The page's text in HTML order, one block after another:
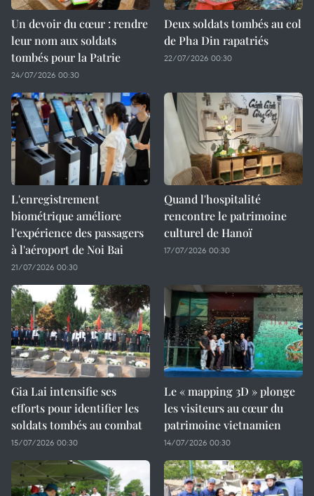
Un devoir du cœur : rendre
leur nom aux soldats
tombés pour la Patrie
24/07/2026 00:30
Deux soldats tombés au col
de Pha Din rapatriés
22/07/2026 00:30
L'enregistrement
biométrique améliore
l'expérience des passagers
à l'aéroport de Noi Bai
21/07/2026 00:30
Quand l'hospitalité
rencontre le patrimoine
culturel de Hanoï
17/07/2026 00:30
Gia Lai intensifie ses
efforts pour identifier les
soldats tombés au combat
15/07/2026 00:30
Le « mapping 3D » plonge
les visiteurs au cœur du
patrimoine vietnamien
14/07/2026 00:30